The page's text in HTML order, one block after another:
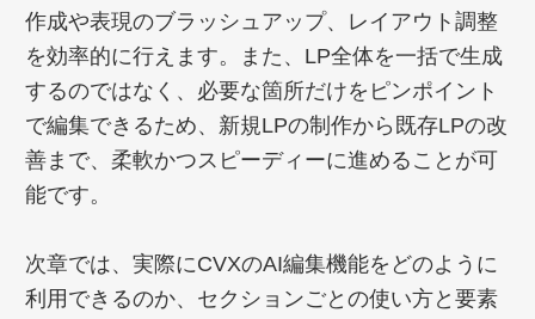
作成や表現のブラッシュアップ、レイアウト調整
を効率的に行えます。また、LP全体を一括で生成
するのではなく、必要な箇所だけをピンポイント
で編集できるため、新規LPの制作から既存LPの改
善まで、柔軟かつスピーディーに進めることが可
能です。
次章では、実際にCVXのAI編集機能をどのように
利用できるのか、セクションごとの使い方と要素